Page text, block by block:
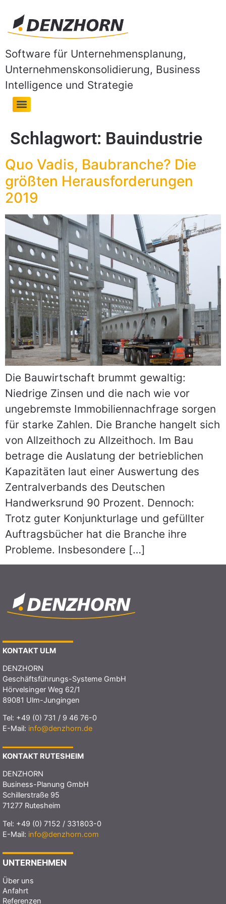
Software für Unternehmensplanung,
Unternehmenskonsolidierung, Business
Intelligence und Strategie
Schlagwort: Bauindustrie
Quo Vadis, Baubranche? Die
größten Herausforderungen
2019
Die Bauwirtschaft brummt gewaltig:
Niedrige Zinsen und die nach wie vor
ungebremste Immobiliennachfrage sorgen
für starke Zahlen. Die Branche hangelt sich
von Allzeithoch zu Allzeithoch. Im Bau
betrage die Auslatung der betrieblichen
Kapazitäten laut einer Auswertung des
Zentralverbands des Deutschen
Handwerksrund 90 Prozent. Dennoch:
Trotz guter Konjunkturlage und gefüllter
Auftragsbücher hat die Branche ihre
Probleme. Insbesondere […]
KONTAKT ULM
DENZHORN
Geschäftsführungs-Systeme GmbH
Hörvelsinger Weg 62/1
89081 Ulm-Jungingen
Tel: +49 (0) 731 / 9 46 76-0
E-Mail: info@denzhorn.de
KONTAKT RUTESHEIM
DENZHORN
Business-Planung GmbH
Schillerstraße 95
71277 Rutesheim
Tel: +49 (0) 7152 / 331803-0
E-Mail: info@denzhorn.com
UNTERNEHMEN
Über uns
Anfahrt
Referenzen